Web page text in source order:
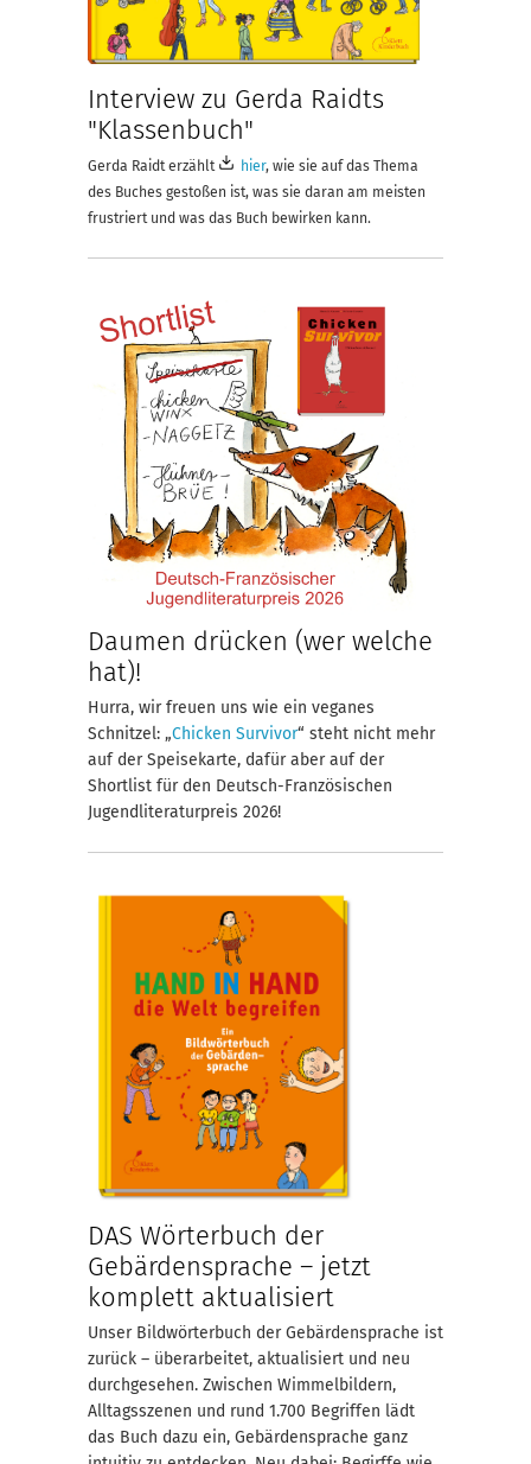
Interview zu Gerda Raidts
"Klassenbuch"
Gerda Raidt erzählt hier, wie sie auf das Thema
des Buches gestoßen ist, was sie daran am meisten
frustriert und was das Buch bewirken kann.
Daumen drücken (wer welche
hat)!
Hurra, wir freuen uns wie ein veganes
Schnitzel: „Chicken Survivor“ steht nicht mehr
auf der Speisekarte, dafür aber auf der
Shortlist für den Deutsch-Französischen
Jugendliteraturpreis 2026!
DAS Wörterbuch der
Gebärdensprache – jetzt
komplett aktualisiert
Unser Bildwörterbuch der Gebärdensprache ist
zurück – überarbeitet, aktualisiert und neu
durchgesehen. Zwischen Wimmelbildern,
Alltagsszenen und rund 1.700 Begriffen lädt
das Buch dazu ein, Gebärdensprache ganz